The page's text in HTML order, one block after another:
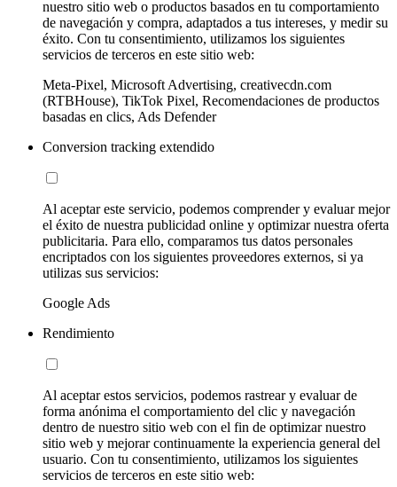
nuestro sitio web o productos basados en tu comportamiento
de navegación y compra, adaptados a tus intereses, y medir su
éxito. Con tu consentimiento, utilizamos los siguientes
servicios de terceros en este sitio web:
Meta-Pixel, Microsoft Advertising, creativecdn.com
(RTBHouse), TikTok Pixel, Recomendaciones de productos
basadas en clics, Ads Defender
Conversion tracking extendido
Al aceptar este servicio, podemos comprender y evaluar mejor
el éxito de nuestra publicidad online y optimizar nuestra oferta
publicitaria. Para ello, comparamos tus datos personales
encriptados con los siguientes proveedores externos, si ya
utilizas sus servicios:
Google Ads
Rendimiento
Al aceptar estos servicios, podemos rastrear y evaluar de
forma anónima el comportamiento del clic y navegación
dentro de nuestro sitio web con el fin de optimizar nuestro
sitio web y mejorar continuamente la experiencia general del
usuario. Con tu consentimiento, utilizamos los siguientes
servicios de terceros en este sitio web: